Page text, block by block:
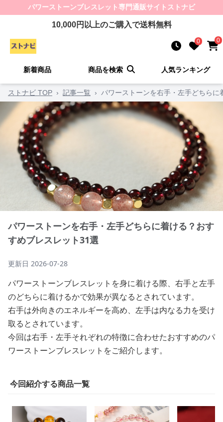
パワーストーンブレスレット専門通販サイト ストナビ
10,000円以上のご購入で送料無料
0 0
新着商品 商品を検索 人気ランキング
ストナビ TOP › 記事一覧 › パワーストーンを右手・左手どちら
パワーストーンを右手・左手どちらに着ける？おす
すめブレスレット31選
更新日 2026-07-28
パワーストーンブレスレットを身に着ける際、右手と左手
のどちらに着けるかで効果が異なるとされています。
右手は外向きのエネルギーを高め、左手は内なる力を受け
取るとされています。
今回は右手・左手それぞれの特徴に合わせたおすすめのパ
ワーストーンブレスレットをご紹介します。
今回紹介する商品一覧